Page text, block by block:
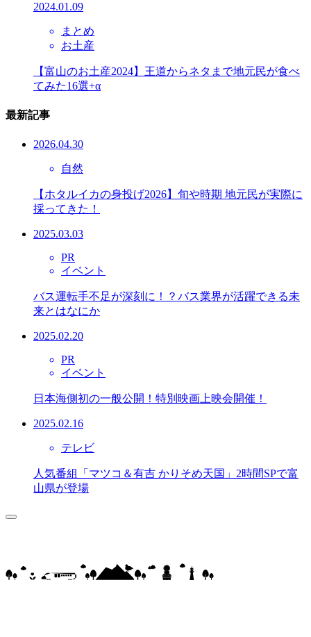
2024.01.09
まとめ
お土産
【富山のお土産2024】王道からネタまで地元民が食べ
てみた16選+α
最新記事
2026.04.30
自然
【ホタルイカの身投げ2026】旬や時期 地元民が実際に
採ってきた！
2025.03.03
PR
イベント
バス運転手不足が深刻に！？バス業界が活躍できる未
来とはなにか
2025.02.20
PR
イベント
日本海側初の一般公開！特別映画上映会開催！
2025.02.16
テレビ
人気番組「マツコ＆有吉 かりそめ天国」2時間SPで富
山県が登場